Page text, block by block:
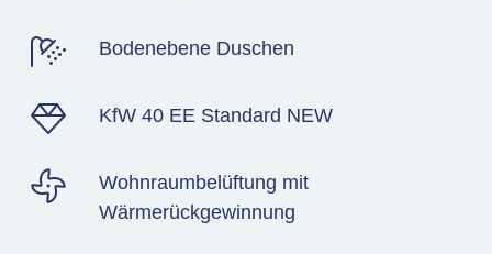
Bodenebene Duschen
KfW 40EE Standard NEW
Wohnraumbelüftung mit
Wärmerückgewinnung